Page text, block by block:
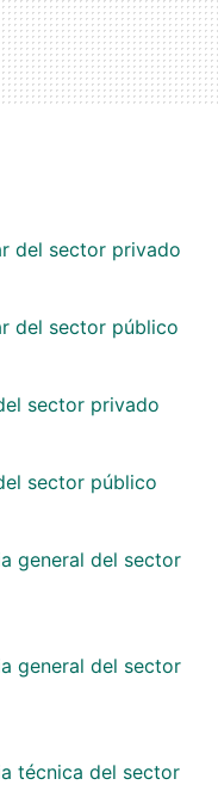
del sector privado
del sector público
sector privado
sector público
general del sector
general del sector
técnica del sector